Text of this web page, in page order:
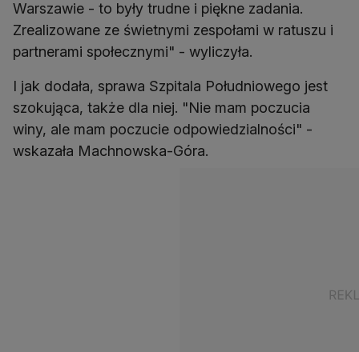
Warszawie - to były trudne i piękne zadania.
Zrealizowane ze świetnymi zespołami w ratuszu i
partnerami społecznymi" - wyliczyła.
I jak dodała, sprawa Szpitala Południowego jest
szokująca, także dla niej. "Nie mam poczucia
winy, ale mam poczucie odpowiedzialności" -
wskazała Machnowska-Góra.